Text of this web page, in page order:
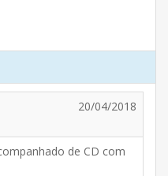
20/04/2018
de CD com